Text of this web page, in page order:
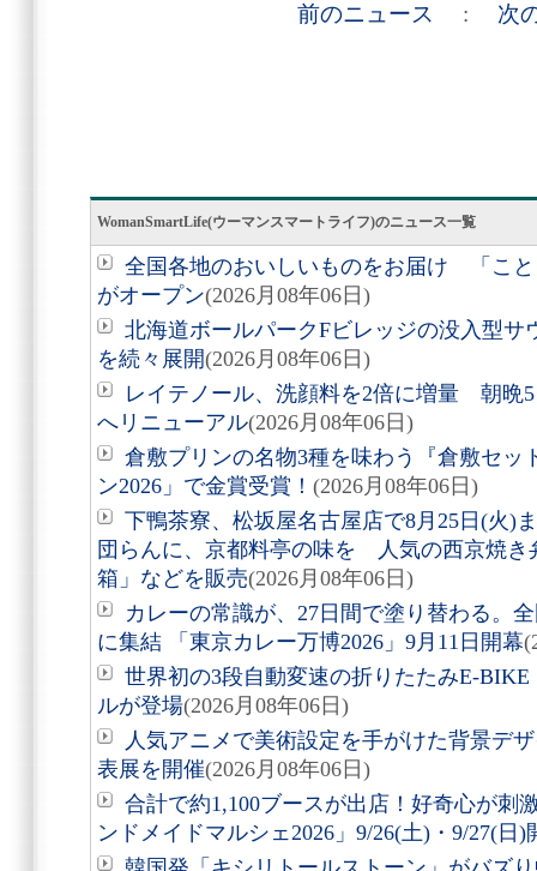
前のニュース : 次
WomanSmartLife(ウーマンスマートライフ)のニュース一覧
全国各地のおいしいものをお届け 「こ
がオープン(2026月08年06日)
北海道ボールパークFビレッジの没入型サ
を続々展開(2026月08年06日)
レイテノール、洗顔料を2倍に増量 朝晩
へリニューアル(2026月08年06日)
倉敷プリンの名物3種を味わう『倉敷セッ
ン2026」で金賞受賞！ (2026月08年06日)
下鴨茶寮、松坂屋名古屋店で8月25日(火)
団らんに、京都料亭の味を 人気の西京焼き
箱」などを販売(2026月08年06日)
カレーの常識が、27日間で塗り替わる。
に集結 「東京カレー万博2026」9月11日開幕
世界初の3段自動変速の折りたたみE-
ルが登場(2026月08年06日)
人気アニメで美術設定を手がけた背景デ
表展を開催(2026月08年06日)
合計で約1,100ブースが出店！好奇心が
ンドメイドマルシェ2026」9/26(土)・9/27(日)